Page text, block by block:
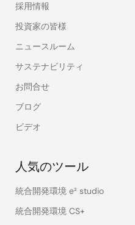
採用情報
投資家の皆様
ニュースルーム
サステナビリティ
お問合せ
ブログ
ビデオ
人気のツール
統合開発環境 e² studio
統合開発環境 CS+